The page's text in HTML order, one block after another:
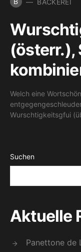
(österr.),
Welch eine
Wurschtigkeitsgfui
Suchen
Aktuelle
Panettone de